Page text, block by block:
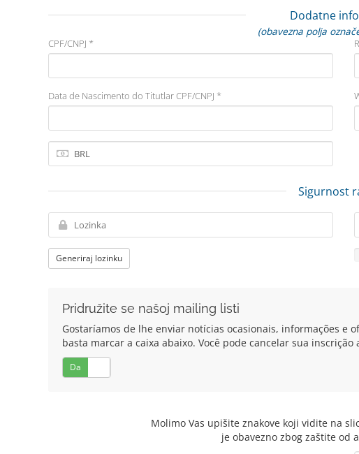
Dodatne
(obavezna polja
CPF/CNPJ *
Data de Nascimento do Titutlar CPF/CNPJ *
Sigurnost
Generiraj lozinku
Pridružite se našoj mailing listi
Gostaríamos de lhe enviar notícias ocasionais, informações e
basta marcar a caixa abaixo. Você pode cancelar sua
Da
Molimo Vas upišite znakove koji vidite na
je obavezno zbog zaštite od